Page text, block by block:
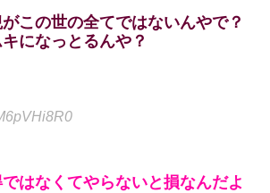
この世の全てではないんやで？
になっとるんや？
はなくてやらないと損なんだよ